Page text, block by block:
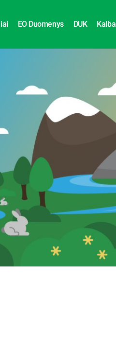
EO Duomenys DUK Kalba